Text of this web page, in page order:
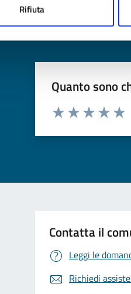
Rifiuta
Quanto sono
Valuta da 1 a 5 stelle la
Contatta il
Leggi le
Richiedi